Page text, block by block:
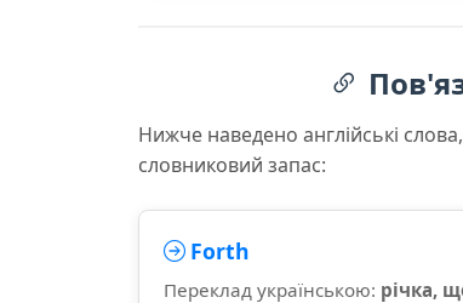
Нижче наведено англійські
словниковий запас:
Forth
Переклад українською: річка,